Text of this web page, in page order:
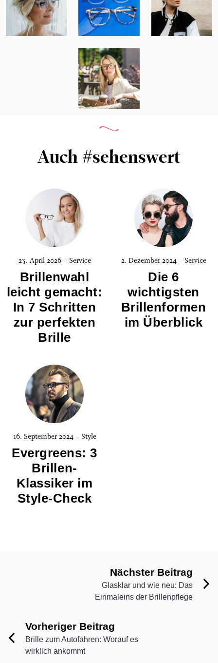
Auch #sehenswert
23. April 2026 – Service
Brillenwahl
leicht gemacht:
In 7 Schritten
zur perfekten
Brille
2. Dezember 2024 – Service
Die 6
wichtigsten
Brillenformen
im Überblick
16. September 2024 – Style
Evergreens: 3
Brillen-
Klassiker im
Style-Check
Vorheriger Beitrag
Brille zum Autofahren: Worauf es
wirklich ankommt
Nächster Beitrag
Glasklar und wie neu: Das
Einmaleins der Brillenpflege